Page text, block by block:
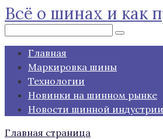
Перейти
к
контенту
Всё о шинах и как
Главная
Маркировка шины
Технологии
Новинки на шинном рынке
Новости шинной индустрии
Главная страница